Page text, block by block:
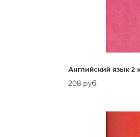
Английский язык 2
208 руб.